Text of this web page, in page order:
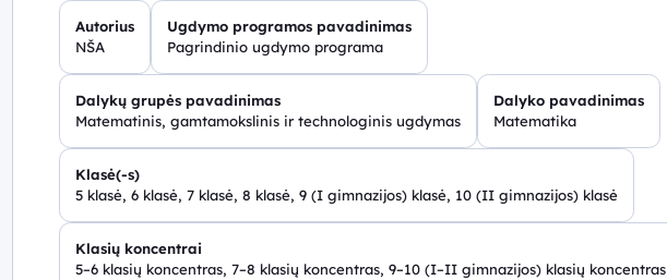
Autorius
NŠA
Ugdymo programos pavadinimas
Pagrindinio ugdymo programa
Dalykų grupės pavadinimas
Matematinis, gamtamokslinis ir technologinis ugdymas
Dalyko pavadinimas
Matematika
Klasė(-s)
5 klasė, 6 klasė, 7 klasė, 8 klasė, 9 (I gimnazijos) klasė, 10 (II gimnazijos) klasė
Klasių koncentrai
5–6 klasių koncentras, 7–8 klasių koncentras, 9–10 (I–II gimnazijos) klasių koncentras